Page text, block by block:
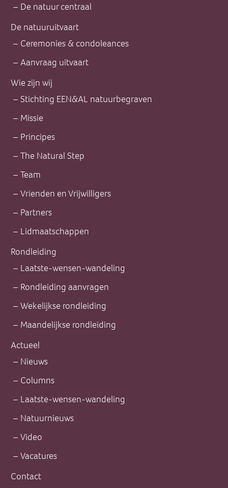
De natuur centraal
De natuuruitvaart
Ceremonies & condoleances
Aanvraag uitvaart
Wie zijn wij
Stichting EEN&AL natuurbegraven
Missie
Principes
The Natural Step
Team
Vrienden en Vrijwilligers
Partners
Lidmaatschappen
Rondleiding
Laatste-wensen-wandeling
Rondleiding aanvragen
Wekelijkse rondleiding
Maandelijkse rondleiding
Actueel
Nieuws
Columns
Laatste-wensen-wandeling
Natuurnieuws
Video
Vacatures
Contact